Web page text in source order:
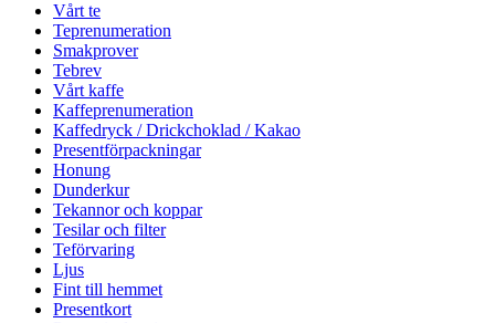
Vårt te
Teprenumeration
Smakprover
Tebrev
Vårt kaffe
Kaffeprenumeration
Kaffedryck / Drickchoklad / Kakao
Presentförpackningar
Honung
Dunderkur
Tekannor och koppar
Tesilar och filter
Teförvaring
Ljus
Fint till hemmet
Presentkort